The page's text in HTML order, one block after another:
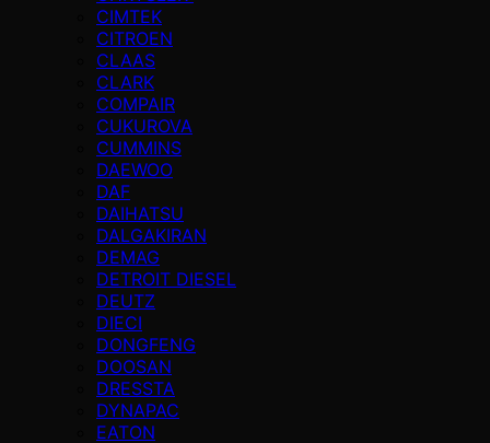
CIMTEK
CITROEN
CLAAS
CLARK
COMPAIR
CUKUROVA
CUMMINS
DAEWOO
DAF
DAIHATSU
DALGAKIRAN
DEMAG
DETROIT DIESEL
DEUTZ
DIECI
DONGFENG
DOOSAN
DRESSTA
DYNAPAC
EATON